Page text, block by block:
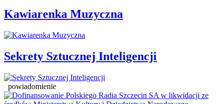
Kawiarenka Muzyczna
Sekrety Sztucznej Inteligencji
powiadomienie